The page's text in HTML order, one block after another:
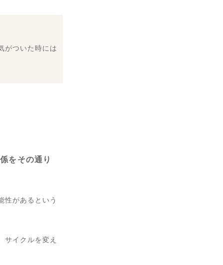
がついた時には
をその通り
性があるという
イクルを変え